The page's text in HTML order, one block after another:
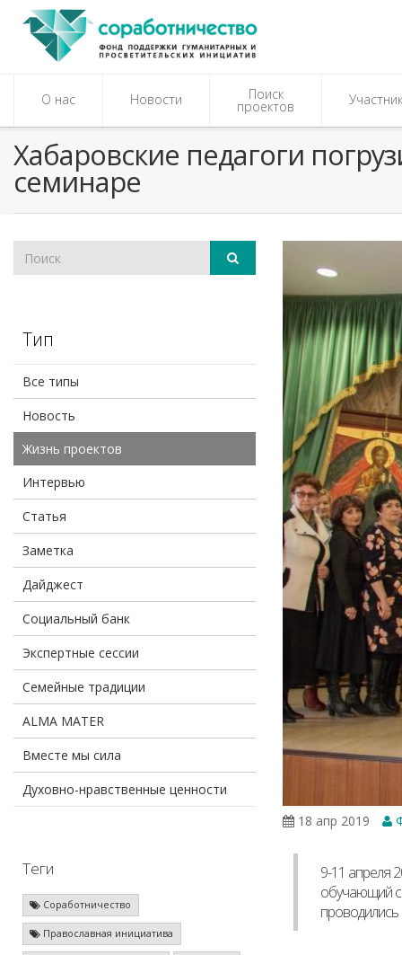
О нас Новости Поиск
проектов
Хабаровские педагоги
семинаре
Тип
Все типы
Новость
Жизнь проектов
Интервью
Статья
Заметка
Дайджест
Социальный банк
Экспертные сессии
Семейные традиции
ALMA MATER
Вместе мы сила
Духовно-нравственные ценности
Теги
Соработничество
Православная инициатива
18 апр 2019
9-11 апреля
обучающий